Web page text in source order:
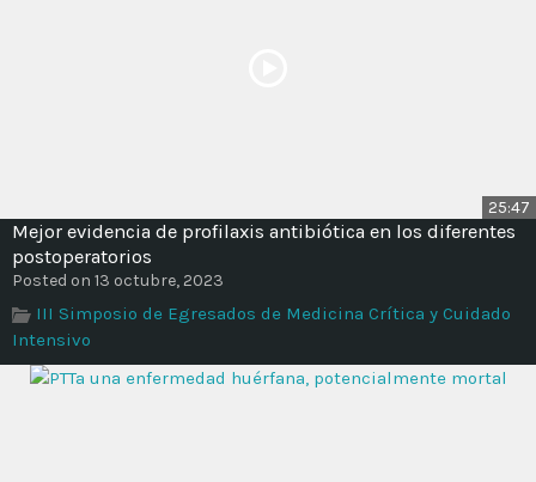
25:47
Mejor evidencia de profilaxis antibiótica en los diferentes
postoperatorios
Posted on 13 octubre, 2023
III Simposio de Egresados de Medicina Crítica y Cuidado
Intensivo